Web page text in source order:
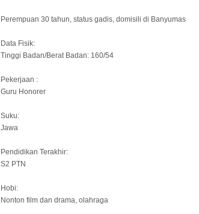
Perempuan 30 tahun, status gadis, domisili di Banyumas
Data Fisik:
Tinggi Badan/Berat Badan: 160/54
Pekerjaan :
Guru Honorer
Suku:
Jawa
Pendidikan Terakhir:
S2 PTN
Hobi:
Nonton film dan drama, olahraga